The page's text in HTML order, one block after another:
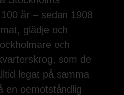
år – sedan 1908
glädje och
och
som de
legat på samma
en oemotståndlig